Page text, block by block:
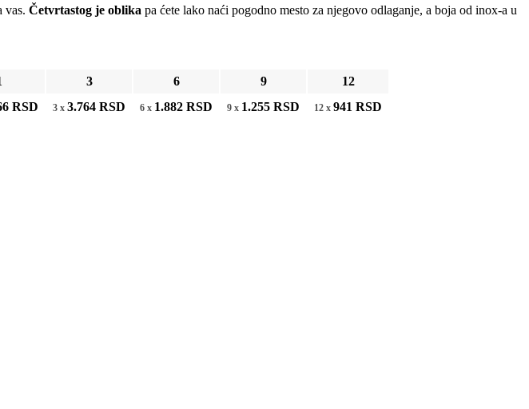
vas. Četvrtastog je oblika pa ćete lako naći pogodno mesto za njegovo odlaganje, a boja od inox-a u
3 6 9
12
RSD 3 x 3.764 RSD 6 x 1.882 RSD 9 x 1.255 RSD 12 x 941 RSD